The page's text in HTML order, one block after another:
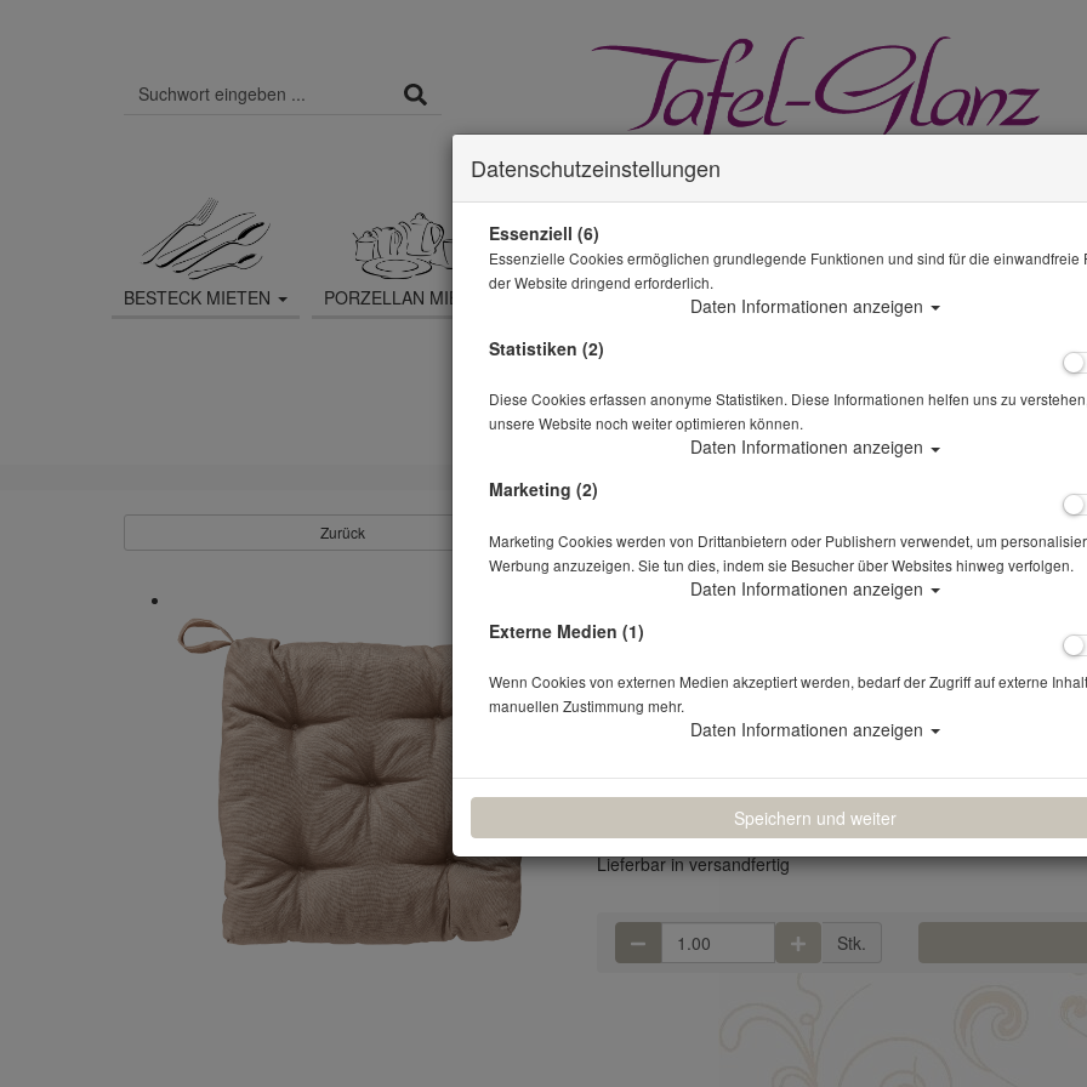
BESTECK MIETEN PORZELLAN MIETEN GLÄSER MIETEN MIETWÄSCHE KÜCHE & GASTRO
SPARANGEBOTE
Zurück Alle Artikel zeigen aus:
Sitzkissen beige
Farbe taupe geeignet für Stuhl Landhaus vintage und
1,50 €* (1,26 € NETTO)
Lieferbar in versandfertig
Stk.
Datenschutzeinstellungen
Essenziell (6)
Essenzielle Cookies ermöglichen grundlegende Funktionen und sind für die einwandfreie
der Website dringend erforderlich.
Daten Informationen anzeigen
Statistiken (2)
Diese Cookies erfassen anonyme Statistiken. Diese Informationen helfen uns zu
unsere Website noch weiter optimieren können.
Daten Informationen anzeigen
Marketing (2)
Marketing Cookies werden von Drittanbietern oder Publishern verwendet, um
Werbung anzuzeigen. Sie tun dies, indem sie Besucher über Websites hinweg verfolgen.
Daten Informationen anzeigen
Externe Medien (1)
Wenn Cookies von externen Medien akzeptiert werden, bedarf der Zugriff auf externe
manuellen Zustimmung mehr.
Daten Informationen anzeigen
Speichern und weiter